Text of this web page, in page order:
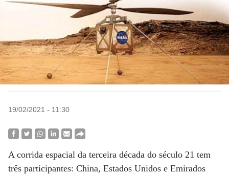
19/02/2021 - 11:30
A corrida espacial da terceira década do século 21 tem
três participantes: China, Estados Unidos e Emirados